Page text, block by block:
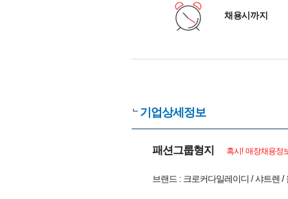
채용시까지
기업상세정보
패션그룹형지 혹시! 매장채용정
브랜드 : 크로커다일레이디 / 샤트렌 /